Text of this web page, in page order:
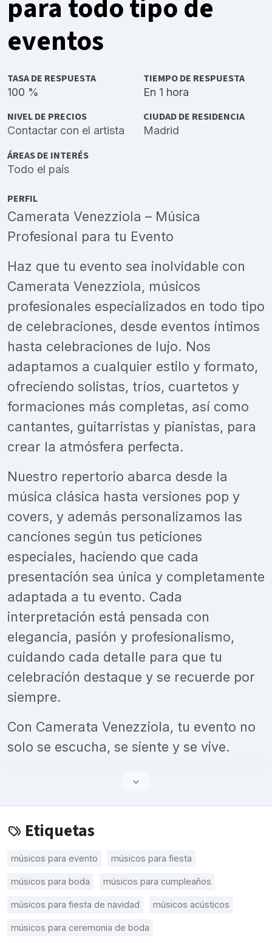
para todo tipo de
eventos
TASA DE RESPUESTA
100 %
TIEMPO DE RESPUESTA
En 1 hora
NIVEL DE PRECIOS
Contactar con el artista
CIUDAD DE RESIDENCIA
Madrid
ÁREAS DE INTERÉS
Todo el país
PERFIL
Camerata Venezziola – Música
Profesional para tu Evento
Haz que tu evento sea inolvidable con
Camerata Venezziola, músicos
profesionales especializados en todo tipo
de celebraciones, desde eventos íntimos
hasta celebraciones de lujo. Nos
adaptamos a cualquier estilo y formato,
ofreciendo solistas, tríos, cuartetos y
formaciones más completas, así como
cantantes, guitarristas y pianistas, para
crear la atmósfera perfecta.
Nuestro repertorio abarca desde la
música clásica hasta versiones pop y
covers, y además personalizamos las
canciones según tus peticiones
especiales, haciendo que cada
presentación sea única y completamente
adaptada a tu evento. Cada
interpretación está pensada con
elegancia, pasión y profesionalismo,
cuidando cada detalle para que tu
celebración destaque y se recuerde por
siempre.
Con Camerata Venezziola, tu evento no
solo se escucha, se siente y se vive.
Etiquetas
músicos para evento músicos para fiesta
músicos para boda músicos para cumpleaños
músicos para fiesta de navidad músicos acústicos
músicos para ceremonia de boda